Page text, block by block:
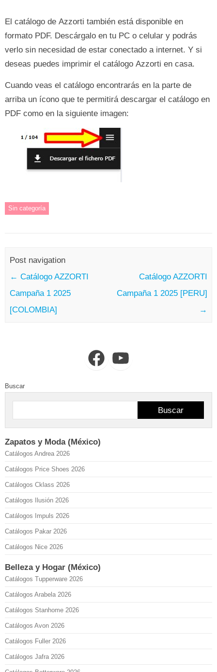
El catálogo de Azzorti también está disponible en
formato PDF. Descárgalo en tu PC o celular y podrás
verlo sin necesidad de estar conectado a internet. Y si
deseas puedes imprimir el catálogo Azzorti en casa.
Cuando veas el catálogo encontrarás en la parte de
arriba un ícono que te permitirá descargar el catálogo en
PDF como en la siguiente imagen:
Sin categoría
Post navigation
← Catálogo AZZORTI
Campaña 1 2025
[COLOMBIA]
Catálogo AZZORTI
Campaña 1 2025 [PERU]
→
FacebookYouTube
Buscar
Buscar
Zapatos y Moda (México)
Catálogos Andrea 2026
Catálogos Price Shoes 2026
Catálogos Cklass 2026
Catálogos Ilusión 2026
Catálogos Impuls 2026
Catálogos Pakar 2026
Catálogos Nice 2026
Belleza y Hogar (México)
Catálogos Tupperware 2026
Catálogos Arabela 2026
Catálogos Stanhome 2026
Catálogos Avon 2026
Catálogos Fuller 2026
Catálogos Jafra 2026